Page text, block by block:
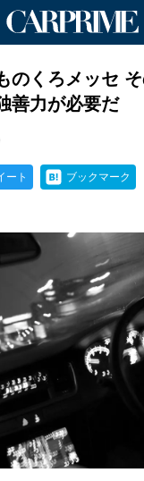
のくろメッセ
善力が必要だ
ート ブックマーク